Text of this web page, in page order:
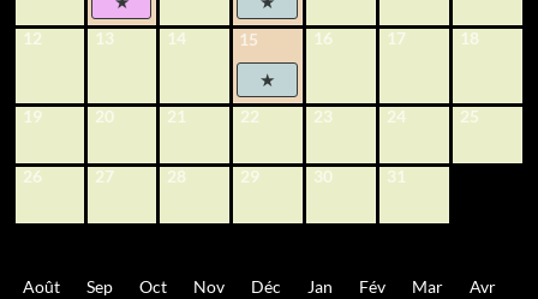
12 13 14 15 16 17 18
19 20 21 22 23 24 25
26 27 28 29 30 31
Août Sep Oct Nov Déc Jan Fév Mar Avr